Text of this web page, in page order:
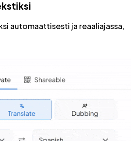
automaattisesti ja reaaliajassa,